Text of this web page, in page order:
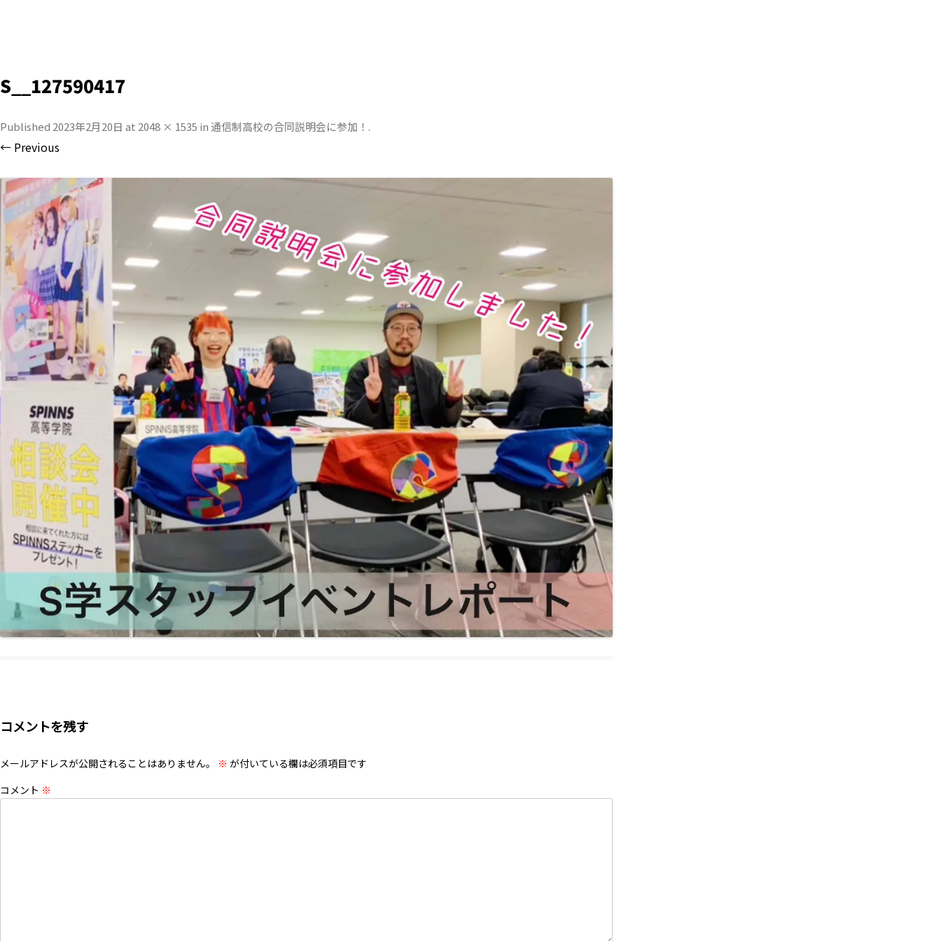
S__127590417
Published 2023年2月20日 at 2048 × 1535 in通信制高校の合同説明会に参加！ .
← Previous
コメントを残す
メールアドレスが公開されることはありません。 ※ が付いている欄は必須項目です
コメント ※